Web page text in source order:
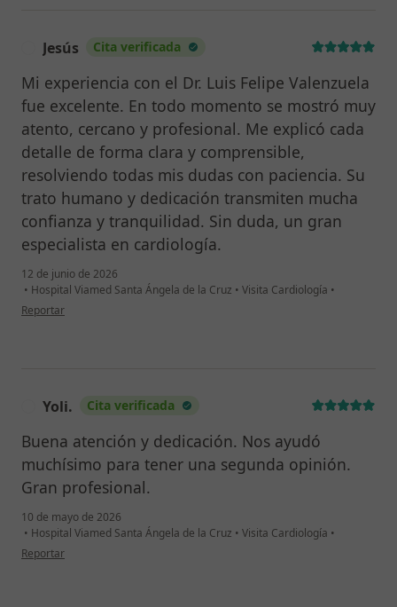
Coarctation of the aorta: different anatomical forms
581. Revista Española de Cardiología. 1998 Jul; 51(7):
572-81.
16. Valenzuela-Garcia Luis Felipe , Vazquez R,
Rodriguez-Hernandez MJ. Atrial septal aneurysm. Is it a
benign finding? International Journal of Cardiology
1999, 69: 101-103. International Journal of Cardiology.
1999 Apr; 30(1): 101-3. Cited in PubMed; PMID:
10362381.
Capítulos de Libros
stenosis and the microcirculation.(pp.81-98).
London.UK, Springer. ISBN9781447152453.
2. Cruz-Fernandez JM, Calvo R, Pavón R, Valenzuela-
Garcia Luis Felipe (1999). Chronic stable ischemic heart
disease. Treatment and follow-up.. In A. Fernandez-
Cruz (Ed.), Manual skills for clinical practice in
cardiology (pp. 669-679). Madrid, Spain. MSD.
3. Kaski JC, Valenzuela-Garcia Luis Felipe (2001). Cardiac
Jesús Cita verificada
Mi experiencia con el Dr. Luis Felipe Valenzuela
fue excelente. En todo momento se mostró muy
atento, cercano y profesional. Me explicó cada
detalle de forma clara y comprensible,
resolviendo todas mis dudas con paciencia. Su
trato humano y dedicación transmiten mucha
confianza y tranquilidad. Sin duda, un gran
especialista en cardiología.
12 de junio de 2026
• Hospital Viamed Santa Ángela de la Cruz • Visita Cardiología •
en opinión del usuario Jesús
Reportar
Yoli. Cita verificada
Buena atención y dedicación. Nos ayudó
muchísimo para tener una segunda opinión.
Gran profesional.
10 de mayo de 2026
• Hospital Viamed Santa Ángela de la Cruz • Visita Cardiología •
en opinión del usuario Yoli.
Reportar